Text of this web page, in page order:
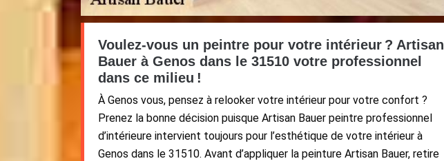
Voulez-vous un peintre pour votre intérieur ? Artisan
Bauer à Genos dans le 31510 votre professionnel
dans ce milieu !
À Genos vous, pensez à relooker votre intérieur pour votre confort ?
Prenez la bonne décision puisque Artisan Bauer peintre professionnel
d’intérieure intervient toujours pour l’esthétique de votre intérieur à
Genos dans le 31510. Avant d’appliquer la peinture Artisan Bauer, retire